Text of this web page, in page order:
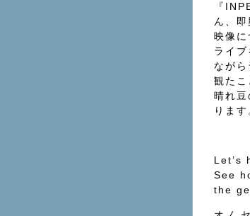
『
ん、
映像に
ライ
なが
観たこ
晴れ
ります
Let’s
See
the